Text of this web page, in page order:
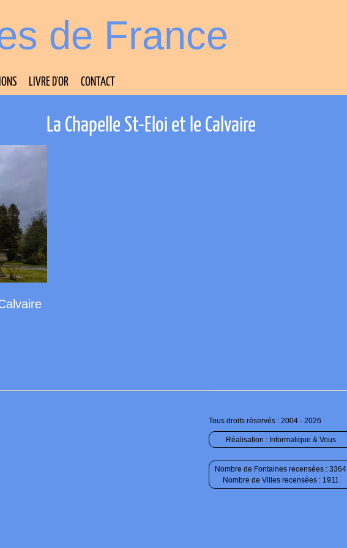
de France
LIVRE D’OR CONTACT
La Chapelle St-Eloi et le Calvaire
Tous droits réservés : 2004 - 2026
Réalisation : Informatique & Vous
Nombre de Fontaines recensées : 3364
Nombre de Villes recensées : 1911